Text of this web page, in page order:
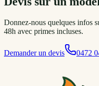
Donnez-nous quelques infos
48h avec primes incluses.
Demander un devis 0472